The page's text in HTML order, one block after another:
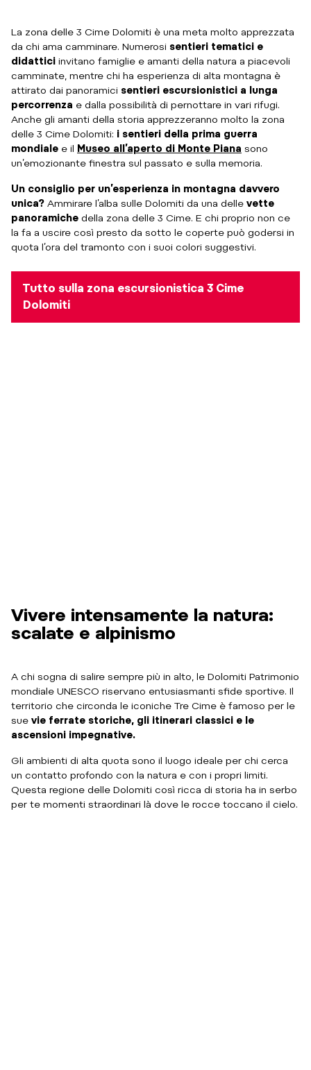
La zona delle 3 Cime Dolomiti è una meta molto apprezzata
da chi ama camminare. Numerosi sentieri tematici e
didattici invitano famiglie e amanti della natura a piacevoli
camminate, mentre chi ha esperienza di alta montagna è
attirato dai panoramici sentieri escursionistici a lunga
percorrenza e dalla possibilità di pernottare in vari rifugi.
Anche gli amanti della storia apprezzeranno molto la zona
delle 3 Cime Dolomiti: i sentieri della prima guerra
mondiale e il Museo all’aperto di Monte Piana sono
un’emozionante finestra sul passato e sulla memoria.
Un consiglio per un’esperienza in montagna davvero
unica? Ammirare l’alba sulle Dolomiti da una delle vette
panoramiche della zona delle 3 Cime. E chi proprio non ce
la fa a uscire così presto da sotto le coperte può godersi in
quota l’ora del tramonto con i suoi colori suggestivi.
Tutto sulla zona escursionistica 3 Cime
Dolomiti
Vivere intensamente la natura:
scalate e alpinismo
A chi sogna di salire sempre più in alto, le Dolomiti Patrimonio
mondiale UNESCO riservano entusiasmanti sfide sportive. Il
territorio che circonda le iconiche Tre Cime è famoso per le
sue vie ferrate storiche, gli itinerari classici e le
ascensioni impegnative.
Gli ambienti di alta quota sono il luogo ideale per chi cerca
un contatto profondo con la natura e con i propri limiti.
Questa regione delle Dolomiti così ricca di storia ha in serbo
per te momenti straordinari là dove le rocce toccano il cielo.